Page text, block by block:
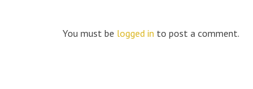
You must be logged in to post a comment.